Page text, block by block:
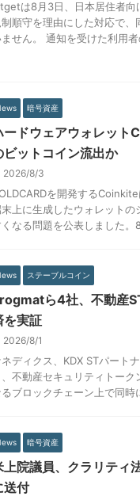
は8月3日、日本居住者向
順守を理由にした対応で
せん。 通知を受けた利用
暗号資産
ードウェアウォレット
ビットコイン流出か
2026/8/3
を開発する
上に生成したウォレット
なる問題を公表しました。
ステーブルコイン
ら4社、不動産
を実証
2026/8/1
ディクス、KDX STパート
不動産セキュリティトー
ブロックチェーン上で同時
暗号資産
上院議員、クラリティ
送付